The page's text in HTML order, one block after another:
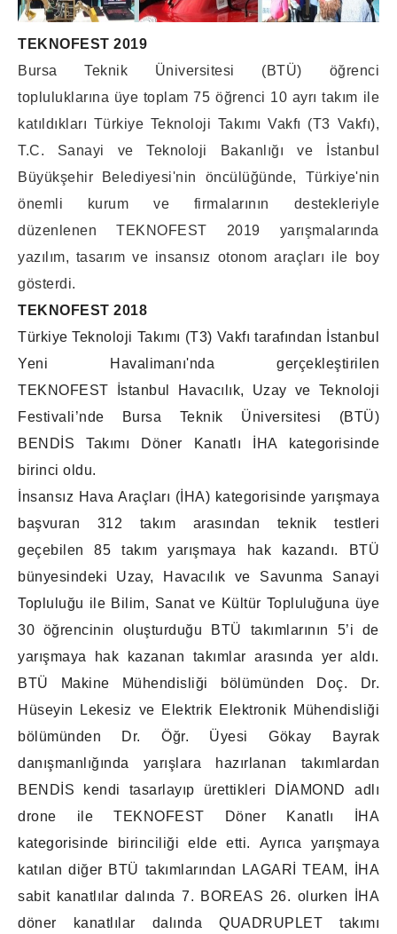
TEKNOFEST 2019
Bursa Teknik Üniversitesi (BTÜ) öğrenci
topluluklarına üye toplam 75 öğrenci 10 ayrı takım ile
katıldıkları Türkiye Teknoloji Takımı Vakfı (T3 Vakfı),
T.C. Sanayi ve Teknoloji Bakanlığı ve İstanbul
Büyükşehir Belediyesi'nin öncülüğünde, Türkiye'nin
önemli kurum ve firmalarının destekleriyle
düzenlenen TEKNOFEST 2019 yarışmalarında
yazılım, tasarım ve insansız otonom araçları ile boy
gösterdi.
TEKNOFEST 2018
Türkiye Teknoloji Takımı (T3) Vakfı tarafından İstanbul
Yeni Havalimanı'nda gerçekleştirilen
TEKNOFEST İstanbul Havacılık, Uzay ve Teknoloji
Festivali’nde Bursa Teknik Üniversitesi (BTÜ)
BENDİS Takımı Döner Kanatlı İHA kategorisinde
birinci oldu.
İnsansız Hava Araçları (İHA) kategorisinde yarışmaya
başvuran 312 takım arasından teknik testleri
geçebilen 85 takım yarışmaya hak kazandı. BTÜ
bünyesindeki Uzay, Havacılık ve Savunma Sanayi
Topluluğu ile Bilim, Sanat ve Kültür Topluluğuna üye
30 öğrencinin oluşturduğu BTÜ takımlarının 5’i de
yarışmaya hak kazanan takımlar arasında yer aldı.
BTÜ Makine Mühendisliği bölümünden Doç. Dr.
Hüseyin Lekesiz ve Elektrik Elektronik Mühendisliği
bölümünden Dr. Öğr. Üyesi Gökay Bayrak
danışmanlığında yarışlara hazırlanan takımlardan
BENDİS kendi tasarlayıp ürettikleri DİAMOND adlı
drone ile TEKNOFEST Döner Kanatlı İHA
kategorisinde birinciliği elde etti. Ayrıca yarışmaya
katılan diğer BTÜ takımlarından LAGARİ TEAM, İHA
sabit kanatlılar dalında 7. BOREAS 26. olurken İHA
döner kanatlılar dalında QUADRUPLET takımı